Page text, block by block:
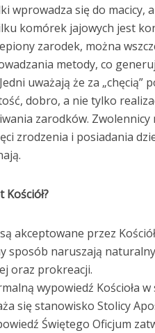
wprowadza się do macicy,
komórek jajowych jest
zarodek, można
metody, co
uważają że za „chęcią”
dobro, a nie tylko
zarodków.
zrodzenia i posiadania
akceptowane przez
sposób naruszają
oraz prokreacji.
wypowiedź Kościoła
się stanowisko Stolicy
Świętego Oficjum